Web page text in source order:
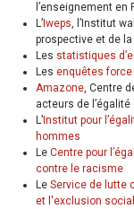
l’enseignement en
L’Iweps , l’Institut
prospective et de
Les statistiques
Les enquêtes force
Amazone , Centre
acteurs de
L’Institut pour
hommes
Le Centre pour
contre le racisme
Le Service de lutte
et l'exclusion